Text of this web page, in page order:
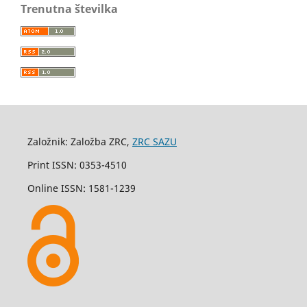
Trenutna številka
Založnik: Založba ZRC, ZRC SAZU
Print ISSN: 0353-4510
Online ISSN: 1581-1239